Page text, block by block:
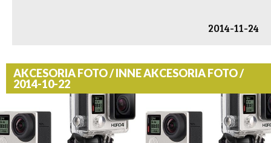
2014-11-24
AKCESORIA FOTO / INNE AKCESORIA FOTO /
2014-10-22